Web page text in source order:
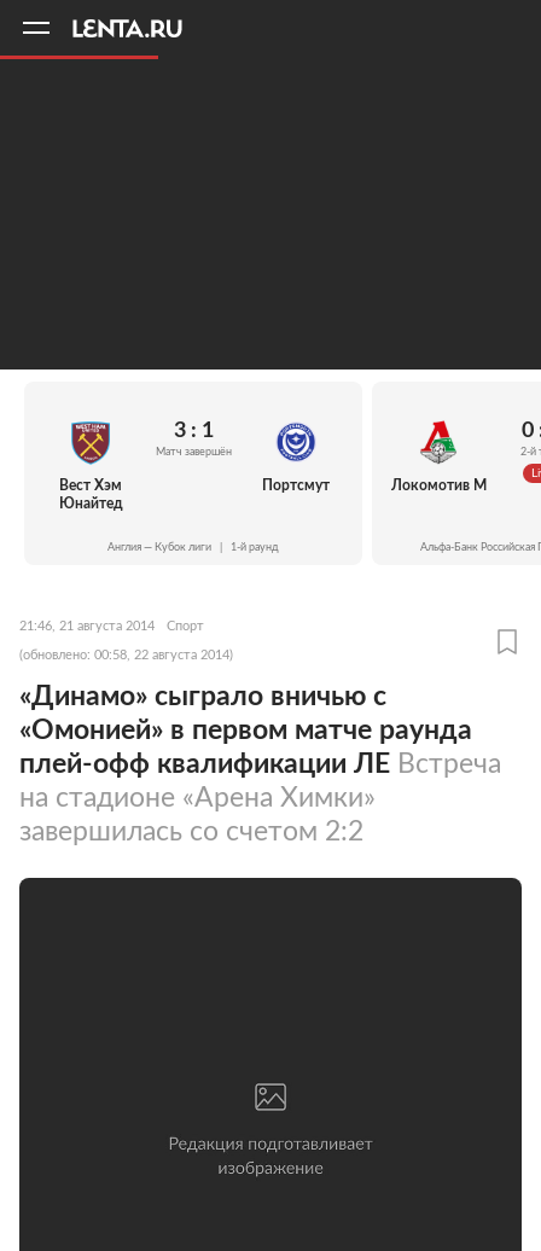
Вест Хэм
Юнайтед
3 : 1
Матч завершён
Портсмут
Англия — Кубок лиги 1-й раунд
Локомотив М
0
2-й
Альфа-Банк Российская
21:46, 21 августа 2014 Спорт
(обновлено: 00:58, 22 августа 2014)
«Динамо» сыграло вничью с
«Омонией» в первом матче раунда
плей-офф квалификации ЛЕ Встреча
на стадионе «Арена Химки»
завершилась со счетом 2:2